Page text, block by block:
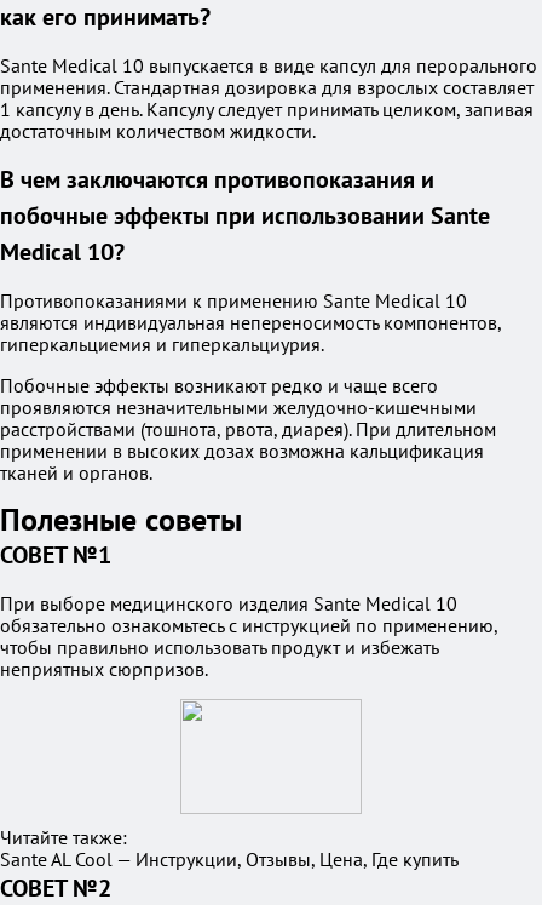
как его принимать?
Sante Medical 10 выпускается в виде капсул для перорального
применения. Стандартная дозировка для взрослых составляет
1 капсулу в день. Капсулу следует принимать целиком, запивая
достаточным количеством жидкости.
В чем заключаются противопоказания и
побочные эффекты при использовании Sante
Medical 10?
Противопоказаниями к применению Sante Medical 10
являются индивидуальная непереносимость компонентов,
гиперкальциемия и гиперкальциурия.
Побочные эффекты возникают редко и чаще всего
проявляются незначительными желудочно-кишечными
расстройствами (тошнота, рвота, диарея). При длительном
применении в высоких дозах возможна кальцификация
тканей и органов.
Полезные советы
СОВЕТ №1
При выборе медицинского изделия Sante Medical 10
обязательно ознакомьтесь с инструкцией по применению,
чтобы правильно использовать продукт и избежать
неприятных сюрпризов.
Читайте также:
Sante AL Cool — Инструкции, Отзывы, Цена, Где купить
СОВЕТ №2